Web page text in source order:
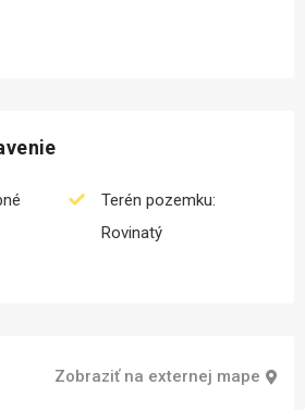
Terén pozemku:
Rovinatý
Zobraziť na externej mape